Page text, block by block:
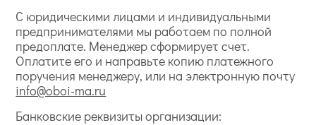
С юридическими лицами и индивидуальными
предпринимателями мы работаем по полной
предоплате. Менеджер сформирует счет.
Оплатите его и направьте копию платежного
поручения менеджеру, или на электронную почту
info@oboi-ma.ru
Банковские реквизиты организации: